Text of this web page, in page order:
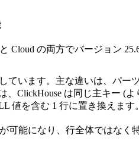
Cloud の両方でバージョン
ています。主な違いは、パー
、ClickHouse は同じ主キー (よ
値を含む 1 行に置き換えます。
可能になり、行全体ではなく